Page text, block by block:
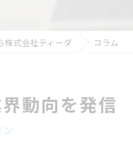
株式会社ティーダ コラム
動向を発信